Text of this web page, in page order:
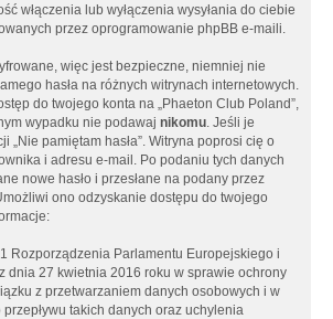
włączenia lub wyłączenia wysyłania do ciebie
przez oprogramowanie phpBB e-maili.
więc jest bezpieczne, niemniej nie
hasła na różnych witrynach internetowych.
do twojego konta na „Phaeton Club Poland”,
wypadku nie podawaj nikomu. Jeśli je
„Nie pamiętam hasła”. Witryna poprosi cię o
i adresu e-mail. Po podaniu tych danych
nowe hasło i przesłane na podany przez
ono odzyskanie dostępu do twojego
Rozporządzenia Parlamentu Europejskiego i
dnia 27 kwietnia 2016 roku w sprawie ochrony
z przetwarzaniem danych osobowych i w
takich danych oraz uchylenia